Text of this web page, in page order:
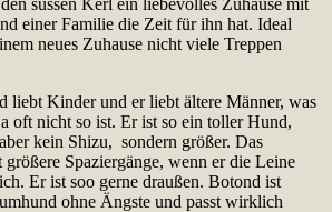
einer Familie die Zeit für ihn hat. Ideal
neues Zuhause nicht viele Treppen
liebt Kinder und er liebt ältere Männer, was
oft nicht so ist. Er ist so ein toller Hund,
kein Shizu, sondern größer. Das
Spaziergänge, wenn er die Leine
Er ist soo gerne draußen. Botond ist
ohne Ängste und passt wirklich